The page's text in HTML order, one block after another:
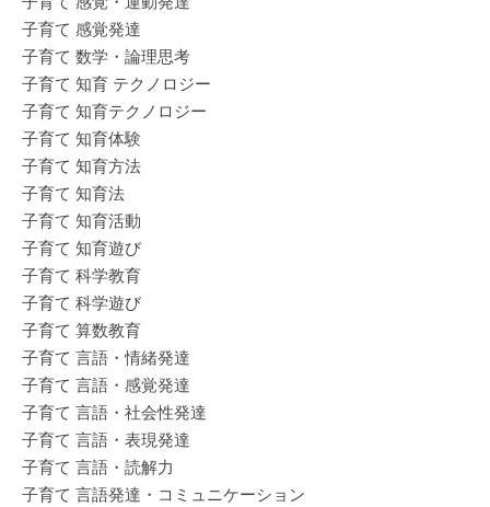
子育て 感覚発達
子育て 数学・論理思考
子育て 知育 テクノロジー
子育て 知育テクノロジー
子育て 知育体験
子育て 知育方法
子育て 知育法
子育て 知育活動
子育て 知育遊び
子育て 科学教育
子育て 科学遊び
子育て 算数教育
子育て 言語・情緒発達
子育て 言語・感覚発達
子育て 言語・社会性発達
子育て 言語・表現発達
子育て 言語・読解力
子育て 言語発達・コミュニケーション